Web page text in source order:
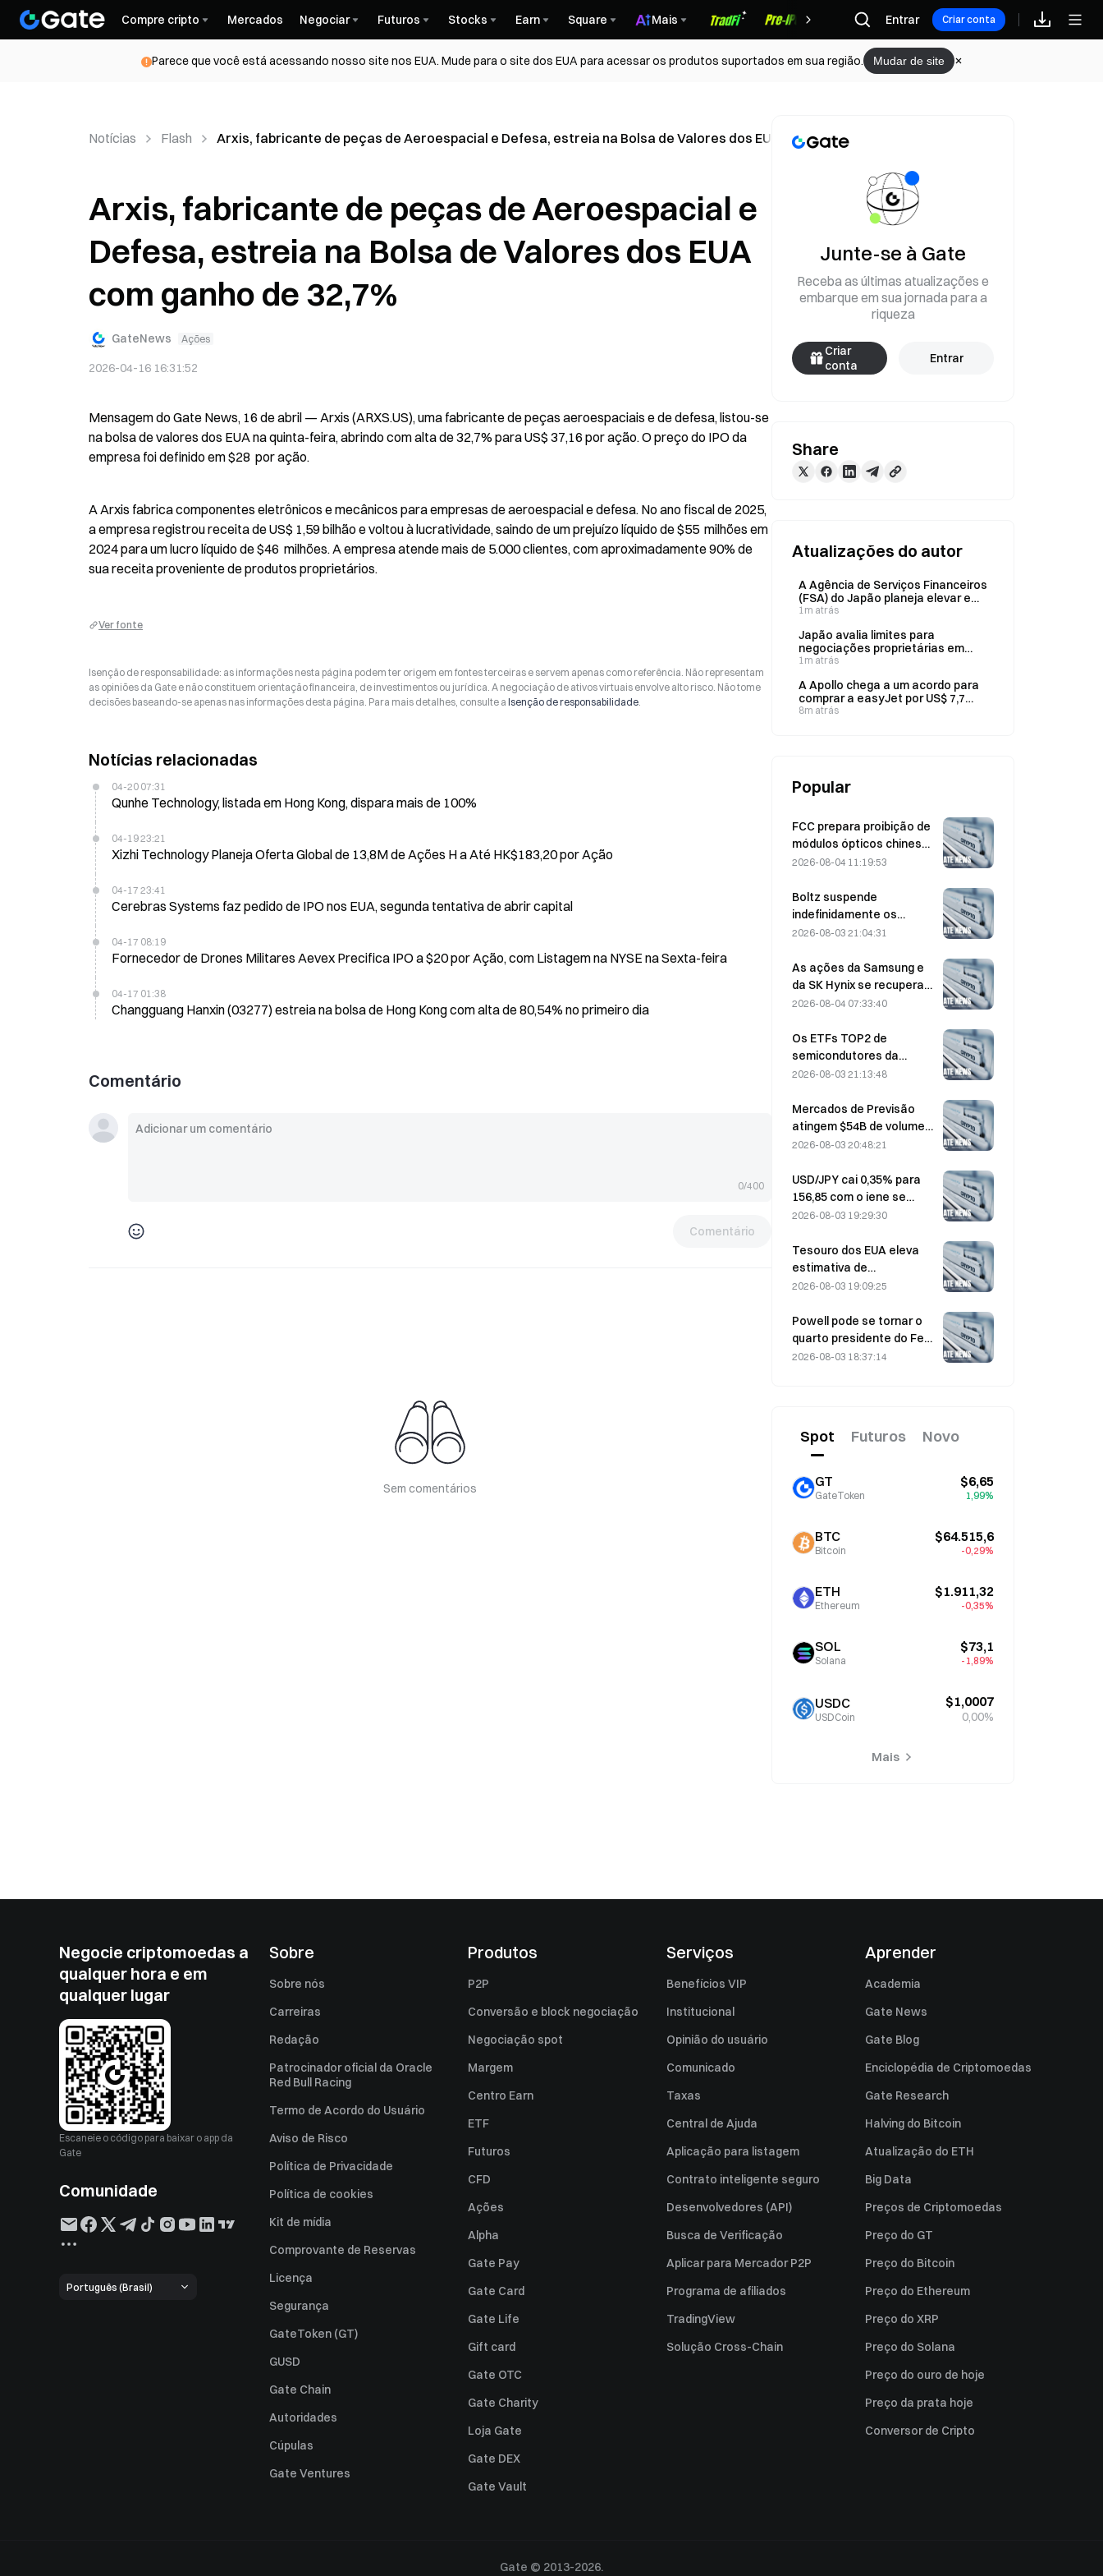
Compre cripto Mercados Negociar Futuros Stocks Earn Square Mais Recompensas
Entrar Criar conta
Parece que você está acessando nosso site nos EUA. Mude para o site dos EUA para acessar os produtos suportados em sua região. Mudar de site
Notícias Flash Arxis, fabricante de peças de Aeroespacial e Defesa, estreia na Bolsa de Valores dos EUA com ganho de 32,7%
Arxis, fabricante de peças de Aeroespacial e
Defesa, estreia na Bolsa de Valores dos EUA
com ganho de 32,7%
GateNews Ações
2026-04-16 16:31:52
Mensagem do Gate News, 16 de abril — Arxis (ARXS.US), uma fabricante de peças aeroespaciais e de defesa, listou-se
na bolsa de valores dos EUA na quinta-feira, abrindo com alta de 32,7% para US$ 37,16 por ação. O preço do IPO da
empresa foi definido em $28  por ação.
A Arxis fabrica componentes eletrônicos e mecânicos para empresas de aeroespacial e defesa. No ano fiscal de 2025,
a empresa registrou receita de US$ 1,59 bilhão e voltou à lucratividade, saindo de um prejuízo líquido de $55  milhões em
2024 para um lucro líquido de $46  milhões. A empresa atende mais de 5.000 clientes, com aproximadamente 90% de
sua receita proveniente de produtos proprietários.
Ver fonte
Isenção de responsabilidade: as informações nesta página podem ter origem em fontes terceiras e servem apenas como referência. Não representam
as opiniões da Gate e não constituem orientação financeira, de investimentos ou jurídica. A negociação de ativos virtuais envolve alto risco. Não tome
decisões baseando-se apenas nas informações desta página. Para mais detalhes, consulte a Isenção de responsabilidade.
Notícias relacionadas
04-20 07:31
Qunhe Technology, listada em Hong Kong, dispara mais de 100%
04-19 23:21
Xizhi Technology Planeja Oferta Global de 13,8M de Ações H a Até HK$183,20 por Ação
04-17 23:41
Cerebras Systems faz pedido de IPO nos EUA, segunda tentativa de abrir capital
04-17 08:19
Fornecedor de Drones Militares Aevex Precifica IPO a $20 por Ação, com Listagem na NYSE na Sexta-feira
04-17 01:38
Changguang Hanxin (03277) estreia na bolsa de Hong Kong com alta de 80,54% no primeiro dia
Comentário
0/400
Comentário
Sem comentários
Junte-se à Gate
Receba as últimas atualizações e
embarque em sua jornada para a
riqueza
Criar
conta
Entrar
Share
Atualizações do autor
A Agência de Serviços Financeiros
(FSA) do Japão planeja elevar em
10% o limite para negociação de
de um painel de especialistas.
1m atrás
Japão avalia limites para
negociações proprietárias em
meio ao aumento do volume
1m atrás
A Apollo chega a um acordo para
comprar a easyJet por US$ 7,7
bilhões, a £ 7,15 por ação
8m atrás
Popular
FCC prepara proibição de
módulos ópticos chineses
para data centers;
da Xinyuan sofre impacto
de 27%
2026-08-04 11:19:53
Boltz suspende
indefinidamente os
serviços de bridge do
assistidos por IA
2026-08-03 21:04:31
As ações da Samsung e
da SK Hynix se recuperam
de perdas de 5% com
2026-08-04 07:33:40
Os ETFs TOP2 de
semicondutores da
Coreia do Sul despencam
enquanto as entradas se
invertem
2026-08-03 21:13:48
Mercados de Previsão
atingem $54B de volume
em julho, à medida que a
impulsiona a negociação
2026-08-03 20:48:21
USD/JPY cai 0,35% para
156,85 com o iene se
fortalecendo no início das
2026-08-03 19:29:30
Tesouro dos EUA eleva
estimativa de
empréstimos do 3º
bilhões
2026-08-03 19:09:25
Powell pode se tornar o
quarto presidente do Fed
a cumprir um mandato
2026-08-03 18:37:14
Spot Futuros Novo
GT
GateToken
$6,65
1,99%
BTC
Bitcoin
$64.515,6
-0,29%
ETH
Ethereum
$1.911,32
-0,35%
SOL
Solana
$73,1
-1,89%
USDC
USDCoin
$1,0007
0,00%
Mais
Negocie criptomoedas a
qualquer hora e em
qualquer lugar
Escaneie o código para baixar o app da
Gate
Comunidade
Português (Brasil)
Sobre
Sobre nós
Carreiras
Redação
Patrocinador oficial da Oracle
Red Bull Racing
Termo de Acordo do Usuário
Aviso de Risco
Política de Privacidade
Política de cookies
Kit de mídia
Comprovante de Reservas
Licença
Segurança
GateToken (GT)
GUSD
Gate Chain
Autoridades
Cúpulas
Gate Ventures
Produtos
P2P
Conversão e block negociação
Negociação spot
Margem
Centro Earn
ETF
Futuros
CFD
Ações
Alpha
Gate Pay
Gate Card
Gate Life
Gift card
Gate OTC
Gate Charity
Loja Gate
Gate DEX
Gate Vault
Serviços
Benefícios VIP
Institucional
Opinião do usuário
Comunicado
Taxas
Central de Ajuda
Aplicação para listagem
Contrato inteligente seguro
Desenvolvedores (API)
Busca de Verificação
Aplicar para Mercador P2P
Programa de afiliados
TradingView
Solução Cross-Chain
Aprender
Academia
Gate News
Gate Blog
Enciclopédia de Criptomoedas
Gate Research
Halving do Bitcoin
Atualização do ETH
Big Data
Preços de Criptomoedas
Preço do GT
Preço do Bitcoin
Preço do Ethereum
Preço do XRP
Preço do Solana
Preço do ouro de hoje
Preço da prata hoje
Conversor de Cripto
Gate © 2013-2026.